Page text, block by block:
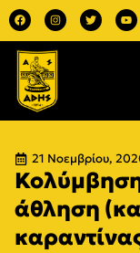
21 Νοεμβρίου,
άθληση